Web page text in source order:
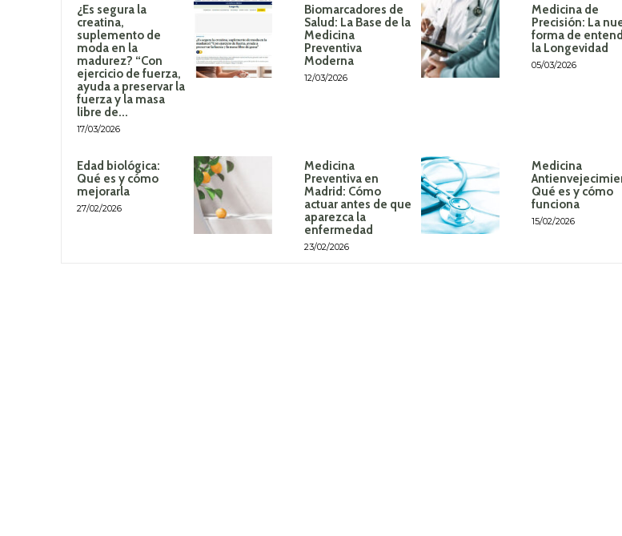
¿Es segura la
creatina,
suplemento de
moda en la
madurez? “Con
ejercicio de fuerza,
ayuda a preservar la
fuerza y la masa
libre de...
17/03/2026
Biomarcadores de
Salud: La Base de la
Medicina
Preventiva
Moderna
12/03/2026
Medicina de
Precisión: La
forma de
la Longevidad
05/03/2026
Edad biológica:
Qué es y cómo
mejorarla
27/02/2026
Medicina
Preventiva en
Madrid: Cómo
actuar antes de que
aparezca la
enfermedad
23/02/2026
Medicina
Qué es y cómo
funciona
15/02/2026